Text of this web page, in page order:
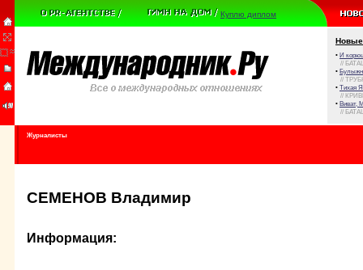
Куплю диплом
Новые
• И
//
•
//
• Тихая
//
• Виват,
//
Журналисты
СЕМЕНОВ Владимир
Информация: